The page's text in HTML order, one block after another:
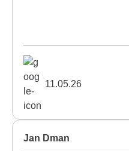
11.05.26
Jan Dman